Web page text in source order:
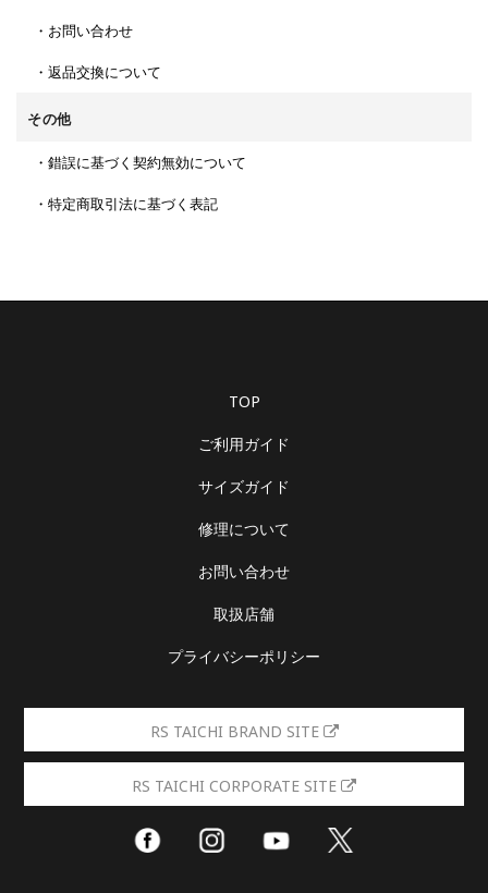
・お問い合わせ
・返品交換について
その他
・錯誤に基づく契約無効について
・特定商取引法に基づく表記
TOP
ご利用ガイド
サイズガイド
修理について
お問い合わせ
取扱店舗
プライバシーポリシー
RS TAICHI BRAND SITE
RS TAICHI CORPORATE SITE